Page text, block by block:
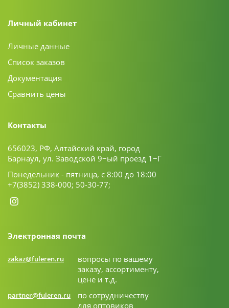
Личный кабинет
Личные данные
Список заказов
Документация
Сравнить цены
Контакты
656023, РФ, Алтайский край, город
Барнаул, ул. Заводской 9−ый проезд 1−Г
Понедельник - пятница, с 8:00 до 18:00
+7(3852) 338-000; 50-30-77;
Электронная почта
zakaz@fuleren.ru
вопросы по вашему
заказу, ассортименту,
цене и т.д.
partner@fuleren.ru
по сотрудничеству
для оптовиков